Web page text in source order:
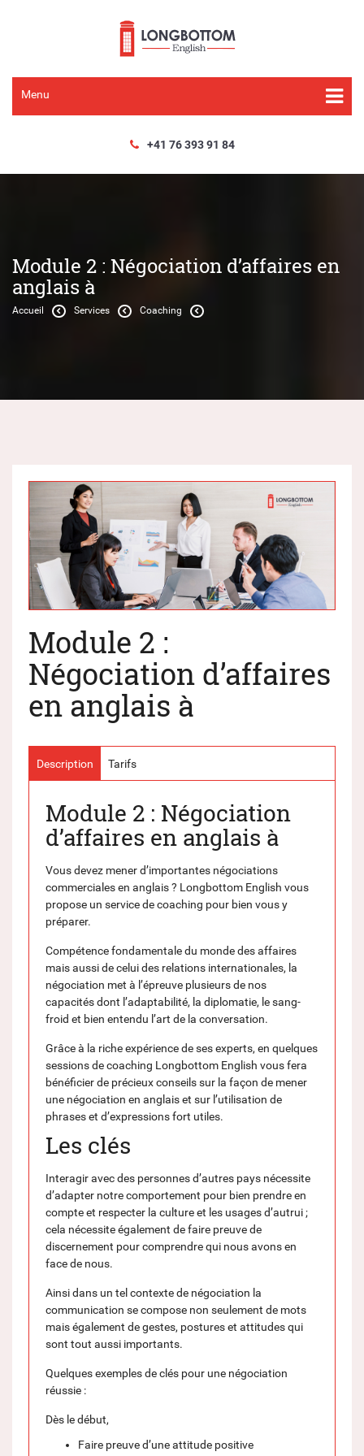
Menu
+41 76 393 91 84
Module 2 : Négociation d’affaires en
anglais à
Accueil Services Coaching
Module 2 :
Négociation d’affaires
en anglais à
Description Tarifs
Module 2 : Négociation
d’affaires en anglais à
Vous devez mener d’importantes négociations
commerciales en anglais ? Longbottom English vous
propose un service de coaching pour bien vous y
préparer.
Compétence fondamentale du monde des affaires
mais aussi de celui des relations internationales, la
négociation met à l’épreuve plusieurs de nos
capacités dont l’adaptabilité, la diplomatie, le sang-
froid et bien entendu l’art de la conversation.
Grâce à la riche expérience de ses experts, en quelques
sessions de coaching Longbottom English vous fera
bénéficier de précieux conseils sur la façon de mener
une négociation en anglais et sur l’utilisation de
phrases et d’expressions fort utiles.
Les clés
Interagir avec des personnes d’autres pays nécessite
d’adapter notre comportement pour bien prendre en
compte et respecter la culture et les usages d’autrui ;
cela nécessite également de faire preuve de
discernement pour comprendre qui nous avons en
face de nous.
Ainsi dans un tel contexte de négociation la
communication se compose non seulement de mots
mais également de gestes, postures et attitudes qui
sont tout aussi importants.
Quelques exemples de clés pour une négociation
réussie :
Dès le début,
Faire preuve d’une attitude positive